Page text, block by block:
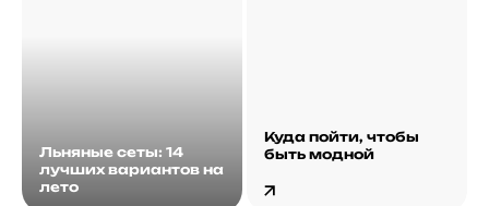
Льняные сеты: 14
лучших вариантов на
лето
Куда пойти, чтобы
быть модной